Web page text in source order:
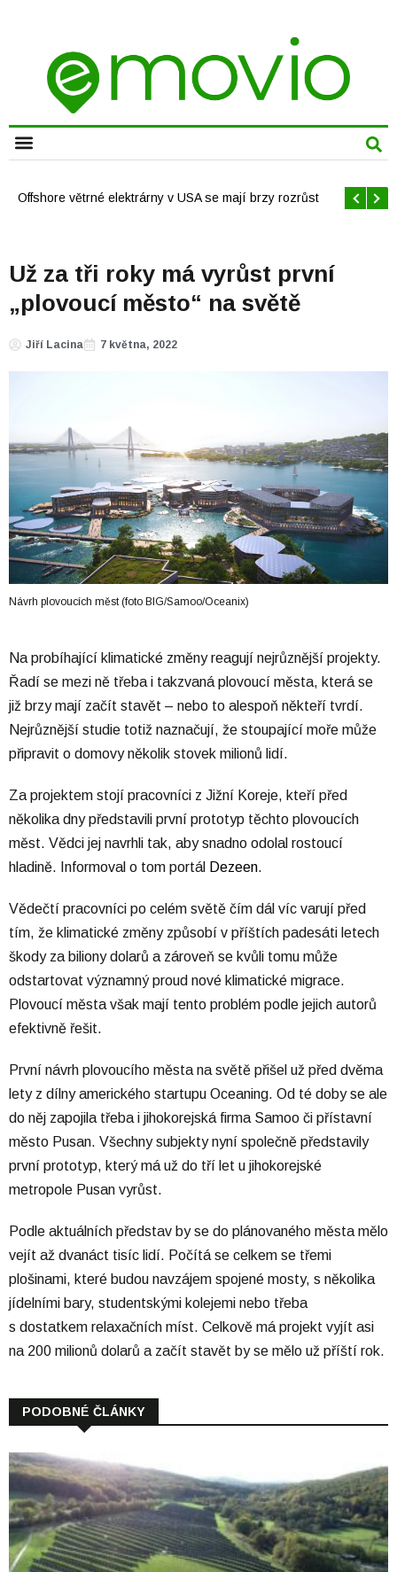
Offshore větrné elektrárny v USA se mají brzy rozrůst
Už za tři roky má vyrůst první
„plovoucí město“ na světě
Jiří Lacina 7 května, 2022
Návrh plovoucích měst (foto BIG/Samoo/Oceanix)
Na probíhající klimatické změny reagují nejrůznější projekty.
Řadí se mezi ně třeba i takzvaná plovoucí města, která se
již brzy mají začít stavět – nebo to alespoň někteří tvrdí.
Nejrůznější studie totiž naznačují, že stoupající moře může
připravit o domovy několik stovek milionů lidí.
Za projektem stojí pracovníci z Jižní Koreje, kteří před
několika dny představili první prototyp těchto plovoucích
měst. Vědci jej navrhli tak, aby snadno odolal rostoucí
hladině. Informoval o tom portál Dezeen.
Vědečtí pracovníci po celém světě čím dál víc varují před
tím, že klimatické změny způsobí v příštích padesáti letech
škody za biliony dolarů a zároveň se kvůli tomu může
odstartovat významný proud nové klimatické migrace.
Plovoucí města však mají tento problém podle jejich autorů
efektivně řešit.
První návrh plovoucího města na světě přišel už před dvěma
lety z dílny amerického startupu Oceaning. Od té doby se ale
do něj zapojila třeba i jihokorejská firma Samoo či přístavní
město Pusan. Všechny subjekty nyní společně představily
první prototyp, který má už do tří let u jihokorejské
metropole Pusan vyrůst.
Podle aktuálních představ by se do plánovaného města mělo
vejít až dvanáct tisíc lidí. Počítá se celkem se třemi
plošinami, které budou navzájem spojené mosty, s několika
jídelními bary, studentskými kolejemi nebo třeba
s dostatkem relaxačních míst. Celkově má projekt vyjít asi
na 200 milionů dolarů a začít stavět by se mělo už příští rok.
PODOBNÉ ČLÁNKY